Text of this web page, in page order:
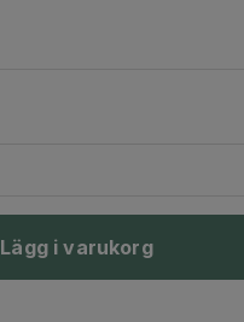
Lägg i varukorg